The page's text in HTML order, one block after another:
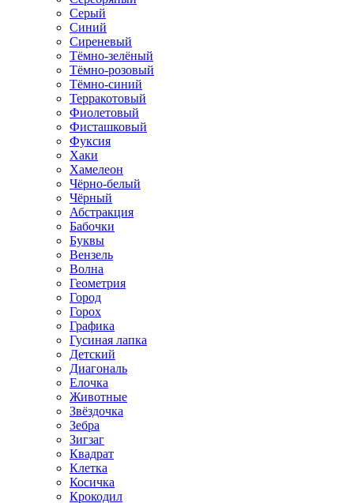
Серый
Синий
Сиреневый
Тёмно-зелёный
Тёмно-розовый
Тёмно-синий
Терракотовый
Фиолетовый
Фисташковый
Фуксия
Хаки
Хамелеон
Чёрно-белый
Чёрный
Абстракция
Бабочки
Буквы
Вензель
Волна
Геометрия
Город
Горох
Графика
Гусиная лапка
Детский
Диагональ
Елочка
Животные
Звёздочка
Зебра
Зигзаг
Квадрат
Клетка
Косичка
Крокодил